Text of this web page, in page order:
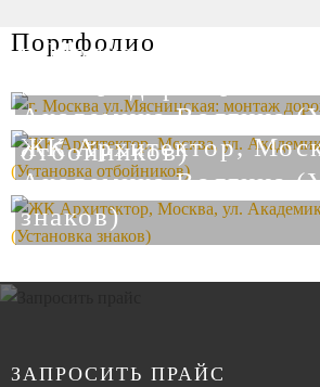
Портфолио
г. Москва
монтаж дорожных
Академика Волгина
отбойников)
ЖК Архитектор,
Академика Волгина
знаков)
ЗАПРОСИТЬ ПРАЙС